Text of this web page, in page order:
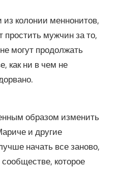
колонии меннонитов,
простить мужчин за то,
могут продолжать
как ни в чем не
образом изменить
и другие
начать все заново,
которое